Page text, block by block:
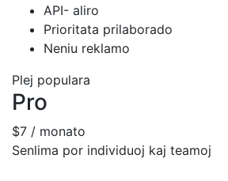
API- aliro
Prioritata prilaborado
Neniu reklamo
Plej populara
Pro
$7 / monato
Senlima por individuoj kaj teamoj